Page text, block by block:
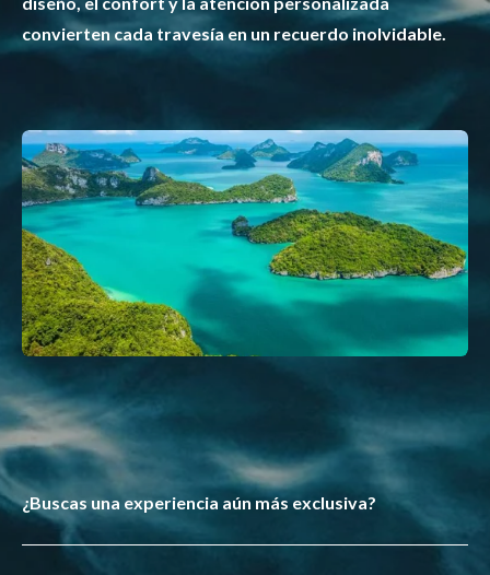
convierten cada travesía en un recuerdo inolvidable.
¿Buscas una experiencia aún más exclusiva?